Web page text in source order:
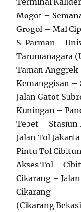
Terminal
Mogot –
Grogol – Mal
S. Parman –
Tarumanagara
Taman
Kemanggisan –
Jalan Gatot
Kuningan –
Tebet – Stasiun
Jalan Tol
Pintu Tol
Akses Tol –
Cikarang –
Cikarang
(Cikarang